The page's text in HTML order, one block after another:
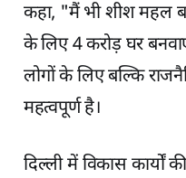
कहा, "मैं भी शीश महल
के लिए 4 करोड़ घर
लोगों के लिए बल्कि
महत्वपूर्ण है।
दिल्ली में विकास कार्यों